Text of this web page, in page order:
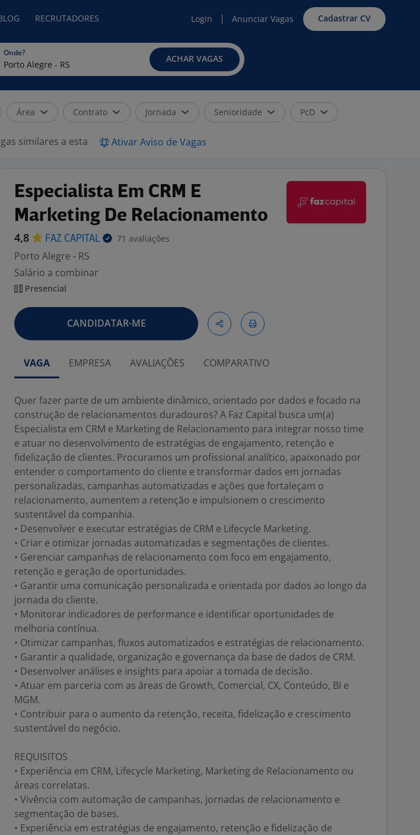
RECRUTADORES Login Anunciar Vagas Cadastrar CV
Onde?
ACHAR VAGAS
Área Contrato Jornada Senioridade PcD
similares a esta Ativar Aviso de Vagas
Especialista Em CRM E
Marketing De Relacionamento
4,8 FAZ CAPITAL 71 avaliações
Porto Alegre - RS
Salário a combinar
Presencial
CANDIDATAR-ME
VAGA EMPRESA AVALIAÇÕES COMPARATIVO
Quer fazer parte de um ambiente dinâmico, orientado por dados e focado na
construção de relacionamentos duradouros? A Faz Capital busca um(a)
Especialista em CRM e Marketing de Relacionamento para integrar nosso time
e atuar no desenvolvimento de estratégias de engajamento, retenção e
fidelização de clientes. Procuramos um profissional analítico, apaixonado por
entender o comportamento do cliente e transformar dados em jornadas
personalizadas, campanhas automatizadas e ações que fortaleçam o
relacionamento, aumentem a retenção e impulsionem o crescimento
sustentável da companhia.
• Desenvolver e executar estratégias de CRM e Lifecycle Marketing.
• Criar e otimizar jornadas automatizadas e segmentações de clientes.
• Gerenciar campanhas de relacionamento com foco em engajamento,
retenção e geração de oportunidades.
• Garantir uma comunicação personalizada e orientada por dados ao longo da
jornada do cliente.
• Monitorar indicadores de performance e identificar oportunidades de
melhoria contínua.
• Otimizar campanhas, fluxos automatizados e estratégias de relacionamento.
• Garantir a qualidade, organização e governança da base de dados de CRM.
• Desenvolver análises e insights para apoiar a tomada de decisão.
• Atuar em parceria com as áreas de Growth, Comercial, CX, Conteúdo, BI e
MGM.
• Contribuir para o aumento da retenção, receita, fidelização e crescimento
sustentável do negócio.
REQUISITOS
• Experiência em CRM, Lifecycle Marketing, Marketing de Relacionamento ou
áreas correlatas.
• Vivência com automação de campanhas, jornadas de relacionamento e
segmentação de bases.
• Experiência em estratégias de engajamento, retenção e fidelização de